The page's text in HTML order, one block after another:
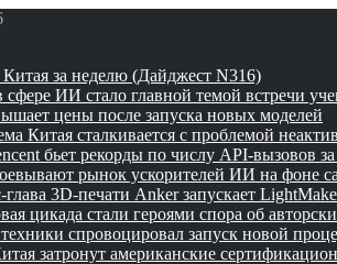
за неделю (Дайджест N316)
сфере ИИ стало главной темой встречи
цены после запуска новых моделей
Китая сталкивается с проблемой
бьет рекорды по числу API-вызовов
рынок ускорителей ИИ на фоне
глава 3D-печати Anker запускает
цикада стали героями спора об
спровоцировал запуск новой
затронут американские